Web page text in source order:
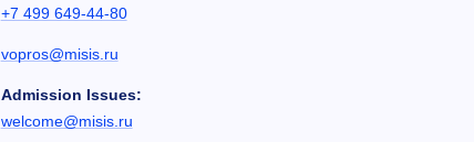
+7 499 649-44-80
vopros@misis.ru
Admission Issues:
welcome@misis.ru